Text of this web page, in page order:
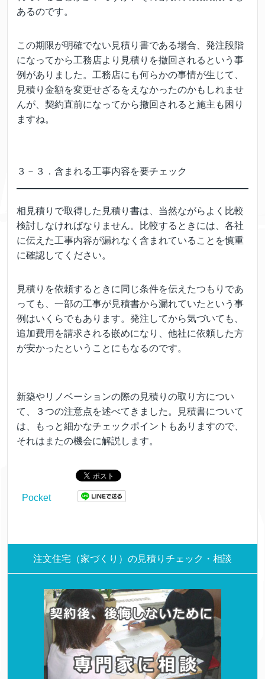
あるのです。
この期限が明確でない見積り書である場合、発注段階
になってから工務店より見積りを撤回されるという事
例がありました。工務店にも何らかの事情が生じて、
見積り金額を変更せざるをえなかったのかもしれませ
んが、契約直前になってから撤回されると施主も困り
ますね。
３－３．含まれる工事内容を要チェック
相見積りで取得した見積り書は、当然ながらよく比較
検討しなければなりません。比較するときには、各社
に伝えた工事内容が漏れなく含まれていることを慎重
に確認してください。
見積りを依頼するときに同じ条件を伝えたつもりであ
っても、一部の工事が見積書から漏れていたという事
例はいくらでもあります。発注してから気づいても、
追加費用を請求される嵌めになり、他社に依頼した方
が安かったということにもなるのです。
新築やリノベーションの際の見積りの取り方につい
て、３つの注意点を述べてきました。見積書について
は、もっと細かなチェックポイントもありますので、
それはまたの機会に解説します。
Pocket
注文住宅（家づくり）の見積りチェック・相談